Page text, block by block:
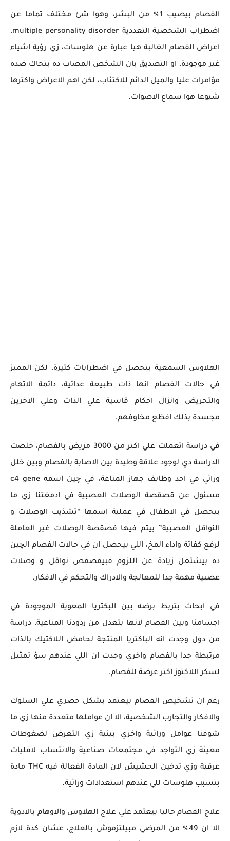
الفصام بيصيب 1% من البشر، وهوا شئ مختلف تماما عن
اضطراب الشخصية التعددية multiple personality disorder،
اعراض الفصام الغالبة هيا عبارة عن هلوسات، زي رؤية اشياء
غير موجودة، او التصديق بان الشخص المصاب ده بتحاك ضده
مؤامرات عليا والميل الدائم للاكتئاب، لكن اهم الاعراض واكترها
شيوعا هوا سماع الاصوات.
الهلاوس السمعية بتحصل في اضطرابات كتيرة، لكن المميز
في حالات الفصام انها ذات طبيعة عدائية، دائمة الاتهام
والتحريض وانزال احكام قاسية علي الذات وعلي الاخرين
مجسدة بذلك افظع مخاوفهم.
في دراسة اتعملت علي اكتر من 3000 مريض بالفصام، خلصت
الدراسة دي لوجود علاقة وطيدة بين الاصابة بالفصام وبين خلل
وراثي في احد وظايف جهاز المناعة، في چين اسمه c4 gene
مسئول عن قصقصة الوصلات العصبية في ادمغتنا زي ما
بيحصل في الاطفال في عملية اسمها “تشذيب الوصلات و
النواقل العصبية” بيتم فيها قصقصة الوصلات غير العاملة
لرفع كفائة واداء المخ، اللي بيحصل ان في حالات الفصام الچين
ده بيشتغل زيادة عن اللزوم فبيقصقص نواقل و وصلات
عصبية مهمة جدا للمعالجة والادراك والتحكم في الافكار.
في ابحاث بتربط برضه بين البكتريا المعوية الموجودة في
اجسامنا وبين الفصام لانها بتعدل من ردودنا المناعية، دراسة
من دول وجدت انه الباكتريا المنتجة لحامض اللاكتيك بالذات
مرتبطة جدا بالفصام واخري وجدت ان اللي عندهم سؤ تمثيل
لسكر اللاكتوز اكتر عرضة للفصام.
رغم ان تشخيص الفصام بيعتمد بشكل حصري علي السلوك
والافكار والتجارب الشخصية، الا ان عواملها متعددة منها زي ما
شوفنا عوامل وراثية واخري بيئية زي التعرض لضغوطات
معينة زي التواجد في مجتمعات صناعية والانتساب لاقليات
عرقية وزي تدخين الحشيش لان المادة الفعالة فيه THC مادة
بتسبب هلوسات للي عندهم استعدادات وراثية.
علاج الفصام حاليا بيعتمد علي علاج الهلاوس والاوهام بالادوية
الا ان 49% من المرضي مبيلتزموش بالعلاج، عشان كدة لازم